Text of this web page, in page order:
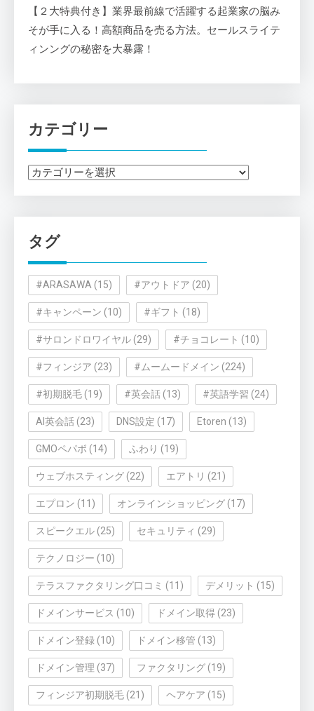
【２大特典付き】業界最前線で活躍する起業家の脳み
そが手に入る！高額商品を売る方法。セールスライテ
ィンングの秘密を大暴露！
カテゴリー
カ
ー
タグ
#ARASAWA (15) #アウトドア (20)
#キャンペーン (10) #ギフト (18)
#サロンドロワイヤル (29) #チョコレート (10)
#フィンジア (23) #ムームードメイン (224)
#初期脱毛 (19) #英会話 (13) #英語学習 (24)
AI英会話 (23) DNS設定 (17) Etoren (13)
GMOペパボ (14) ふわり (19)
ウェブホスティング (22) エアトリ (21)
エプロン (11) オンラインショッピング (17)
スピークエル (25) セキュリティ (29)
テクノロジー (10)
テラスファクタリング口コミ (11) デメリット (15)
ドメインサービス (10) ドメイン取得 (23)
ドメイン登録 (10) ドメイン移管 (13)
ドメイン管理 (37) ファクタリング (19)
フィンジア初期脱毛 (21) ヘアケア (15)